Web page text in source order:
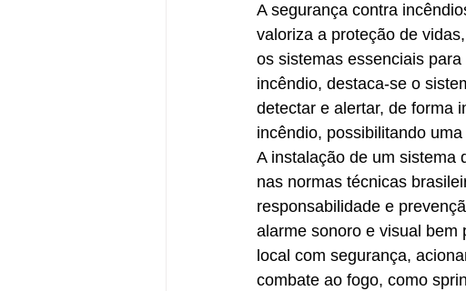
A segurança contra
valoriza a proteção de
os sistemas essenciais
incêndio, destaca-se o
detectar e alertar, de forma
incêndio, possibilitando
A instalação de um sistema
nas normas técnicas
responsabilidade e
alarme sonoro e visual bem
local com segurança,
combate ao fogo, como